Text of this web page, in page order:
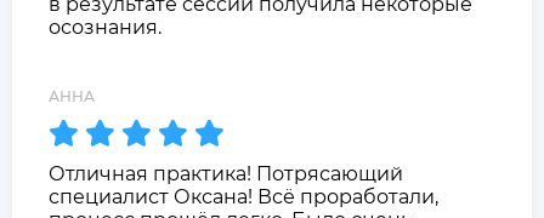
осознания.
АННА
Отличная практика! Потрясающий
специалист Оксана! Всё проработали,